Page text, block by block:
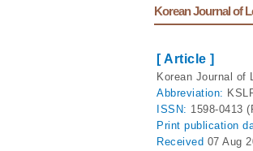
Korean Journal of
[ Article ]
Korean Journal of
Abbreviation:
ISSN: 1598-0413
Print publication
Received 07 Aug